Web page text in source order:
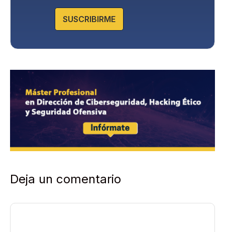
encontrarás en nuestra página web.
SUSCRIBIRME
Deja un comentario
Comentario